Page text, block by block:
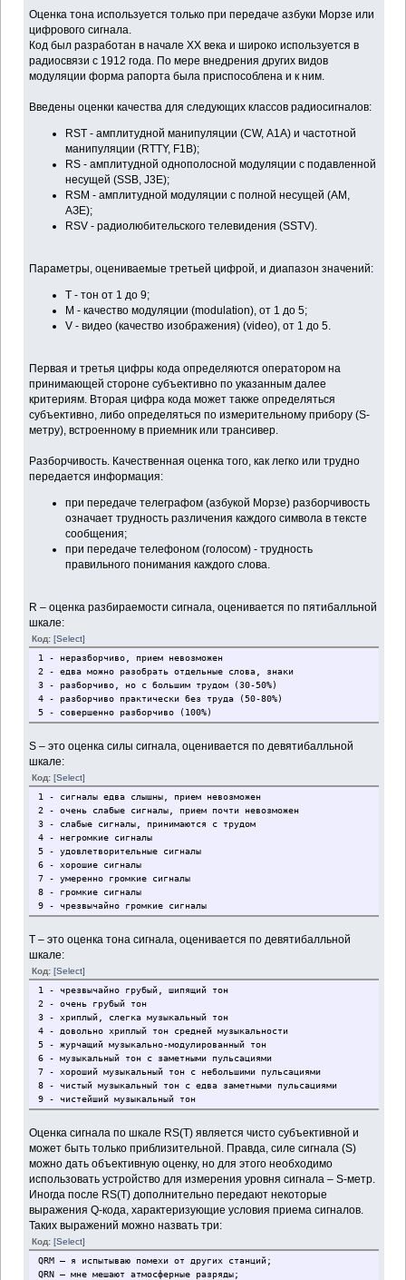
Оценка тона используется только при передаче азбуки Морзе или
цифрового сигнала.
Код был разработан в начале XX века и широко используется в
радиосвязи с 1912 года. По мере внедрения других видов
модуляции форма рапорта была приспособлена и к ним.
Введены оценки качества для следующих классов радиосигналов:
RST - амплитудной манипуляции (CW, А1А) и частотной
манипуляции (RTTY, F1B);
RS - амплитудной однополосной модуляции с подавленной
несущей (SSB, J3E);
RSM - амплитудной модуляции с полной несущей (AM,
АЗЕ);
RSV - радиолюбительского телевидения (SSTV).
Параметры, оцениваемые третьей цифрой, и диапазон значений:
Т - тон от 1 до 9;
М - качество модуляции (modulation), от 1 до 5;
V - видео (качество изображения) (video), от 1 до 5.
Первая и третья цифры кода определяются оператором на
принимающей стороне субъективно по указанным далее
критериям. Вторая цифра кода может также определяться
субъективно, либо определяться по измерительному прибору (S-
метру), встроенному в приемник или трансивер.
Разборчивость. Качественная оценка того, как легко или трудно
передается информация:
при передаче телеграфом (азбукой Морзе) разборчивость
означает трудность различения каждого символа в тексте
сообщения;
при передаче телефоном (голосом) - трудность
правильного понимания каждого слова.
R – оценка разбираемости сигнала, оценивается по пятибалльной
шкале:
Код:[Select]
1 - неразборчиво, прием невозможен
2 - едва можно разобрать отдельные слова, знаки
3 - разборчиво, но с большим трудом (30-50%)
4 - разборчиво практически без труда (50-80%)
5 - совершенно разборчиво (100%)
S – это оценка силы сигнала, оценивается по девятибалльной
шкале:
Код:[Select]
1 - сигналы едва слышны, прием невозможен
2 - очень слабые сигналы, прием почти невозможен
3 - слабые сигналы, принимаются с трудом
4 - негромкие сигналы
5 - удовлетворительные сигналы
6 - хорошие сигналы
7 - умеренно громкие сигналы
8 - громкие сигналы
9 - чрезвычайно громкие сигналы
T – это оценка тона сигнала, оценивается по девятибалльной
шкале:
Код:[Select]
1 - чрезвычайно грубый, шипящий тон
2 - очень грубый тон
3 - хриплый, слегка музыкальный тон
4 - довольно хриплый тон средней музыкальности
5 - журчащий музыкально-модулированный тон
6 - музыкальный тон с заметными пульсациями
7 - хороший музыкальный тон с небольшими пульсациями
8 - чистый музыкальный тон с едва заметными пульсациями
9 - чистейший музыкальный тон
Оценка сигнала по шкале RS(T) является чисто субъективной и
может быть только приблизительной. Правда, силе сигнала (S)
можно дать объективную оценку, но для этого необходимо
использовать устройство для измерения уровня сигнала – S-метр.
Иногда после RS(T) дополнительно передают некоторые
выражения Q-кода, характеризующие условия приема сигналов.
Таких выражений можно назвать три:
Код:[Select]
QRM – я испытываю помехи от других станций;
QRN – мне мешают атмосферные разряды;